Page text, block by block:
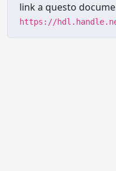
link a questo
https://